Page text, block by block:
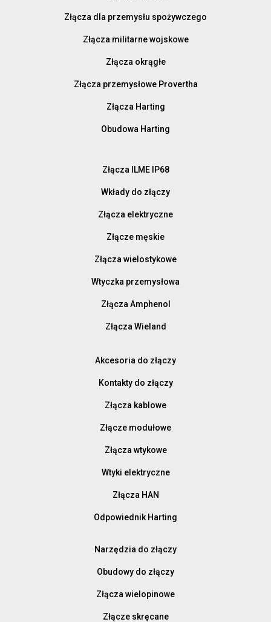
Złącza dla przemysłu spożywczego
Złącza militarne wojskowe
Złącza okrągłe
Złącza przemysłowe Provertha
Złącza Harting
Obudowa Harting
Złącza ILME IP68
Wkłady do złączy
Złącza elektryczne
Złącze męskie
Złącza wielostykowe
Wtyczka przemysłowa
Złącza Amphenol
Złącza Wieland
Akcesoria do złączy
Kontakty do złączy
Złącza kablowe
Złącze modułowe
Złącza wtykowe
Wtyki elektryczne
Złącza HAN
Odpowiednik Harting
Narzędzia do złączy
Obudowy do złączy
Złącza wielopinowe
Złącze skręcane